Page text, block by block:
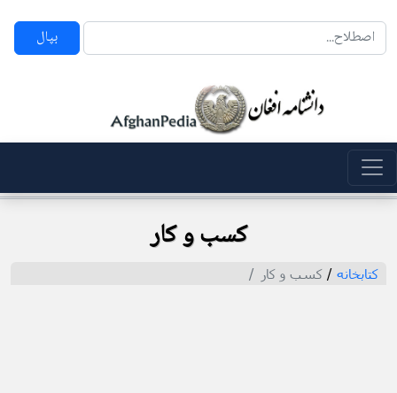
بپال
کسب و کار
کتابخانه / کسب و کار